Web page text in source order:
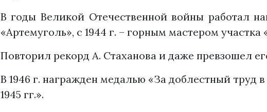
В годы Великой Отечественной войны работал
«Артемуголь», с 1944 г. – горным мастером участка
Повторил рекорд А. Стаханова и даже превзошел
В 1946 г. награжден медалью «За доблестный труд
1945 гг.».